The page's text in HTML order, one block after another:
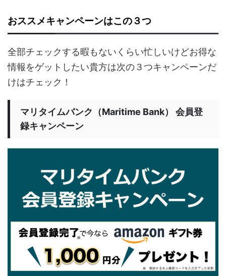
おススメキャンペーンはこの３つ
全部チェックする暇もないくらい忙しいけどお得な
情報をゲットしたい貴方は次の３つキャンペーンだ
けはチェック！
マリタイムバンク（Maritime Bank） 会員登
録キャンペーン